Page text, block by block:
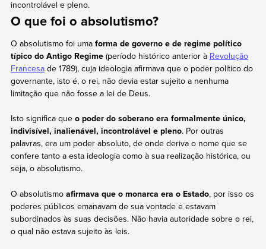
incontrolável e pleno.
O que foi o absolutismo?
O absolutismo foi uma forma de governo e de regime político
típico do Antigo Regime(período histórico anterior à Revolução
Francesade 1789), cuja ideologia afirmava que o poder político do
governante, isto é, o rei, não devia estar sujeito a nenhuma
limitação que não fosse a lei de Deus.
Isto significa que o poder do soberano era formalmente único,
indivisível, inalienável, incontrolável e pleno. Por outras
palavras, era um poder absoluto, de onde deriva o nome que se
confere tanto a esta ideologia como à sua realização histórica, ou
seja, o absolutismo.
O absolutismoafirmava que o monarca era o Estado, por isso os
poderes públicos emanavam de sua vontade e estavam
subordinados às suas decisões. Não havia autoridade sobre o rei,
o qual não estava sujeito às leis.